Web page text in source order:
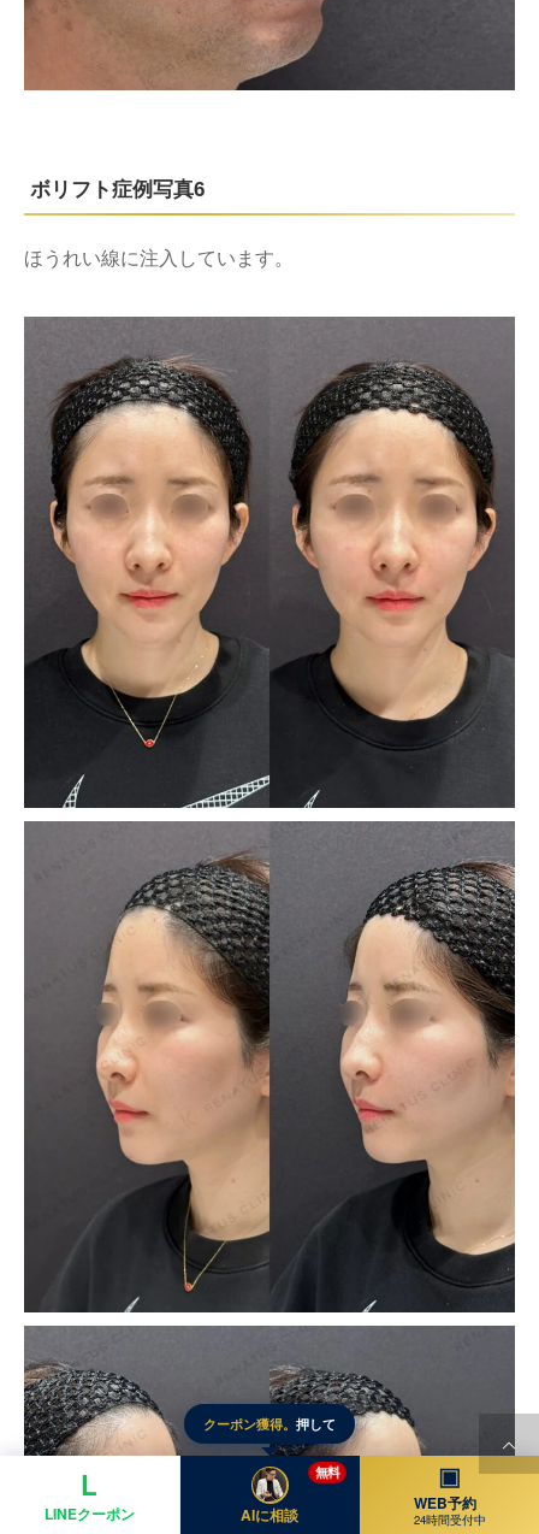
ボリフト症例写真6
ほうれい線に注入しています。
クーポン獲得。 押して
L
LINEクーポン AIに相談
無料 ▣
WEB予約
24時間受付中